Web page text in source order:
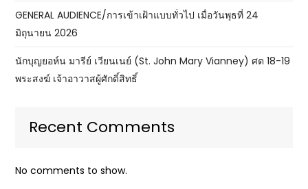
GENERAL AUDIENCE/การเข้าเฝ้าแบบทั่วไป เมื่อวันพุธที่ 24
มิถุนายน 2026
นักบุญยอห์น มารีย์ เวียนเนย์ (St. John Mary Vianney) ศต 18-19
พระสงฆ์ เจ้าอาวาสผู้ศักดิ์สิทธิ์
Recent Comments
No comments to show.